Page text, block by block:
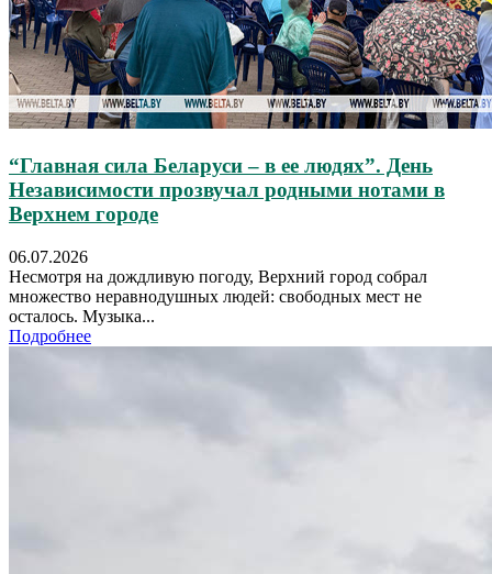
“Главная сила Беларуси – в ее людях”. День
Независимости прозвучал родными нотами в
Верхнем городе
06.07.2026
Несмотря на дождливую погоду, Верхний город собрал
множество неравнодушных людей: свободных мест не
осталось. Музыка...
Подробнее